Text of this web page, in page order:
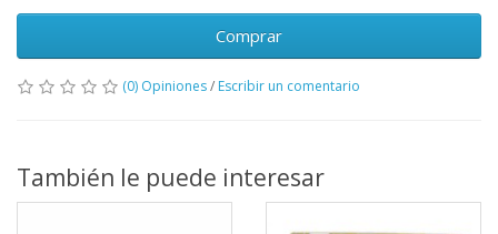
Comprar
(0) Opiniones/ Escribir un comentario
También le puede interesar